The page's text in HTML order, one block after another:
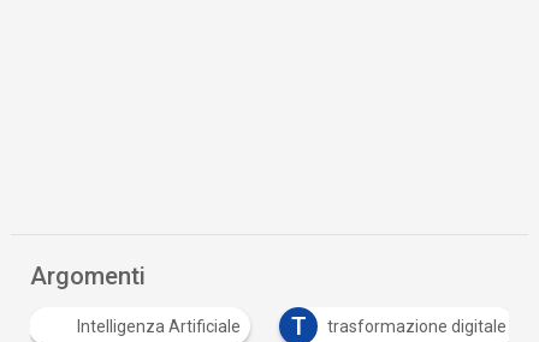
Argomenti
Intelligenza Artificiale T trasformazione digitale